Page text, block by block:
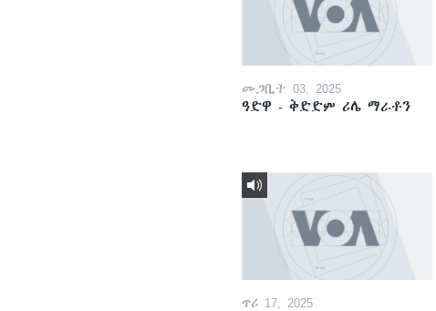
መጋቢት 03, 2025
ዓድዋ - ቅድድም ሪሌ ማራቶን
ጥሪ 17, 2025